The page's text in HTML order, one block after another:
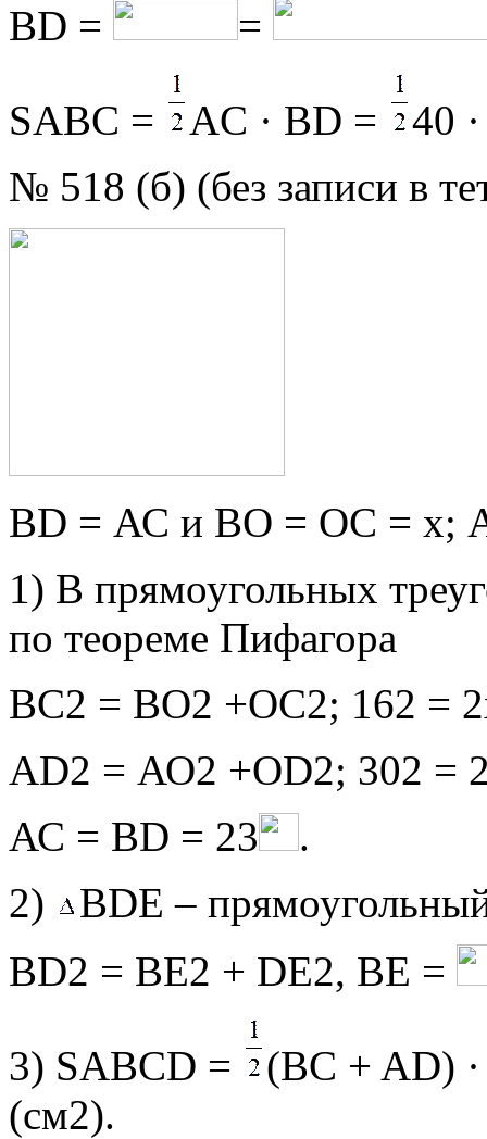
ВD =
=
SАВС = AC · BD =
40
№ 518 (б) (без записи в
ВD = АС и ВО = ОС = х;
1) В прямоугольных
по теореме Пифагора
ВС2 = ВО2 +ОС2; 162 =
АD2 = АО2 +ОD2; 302 =
АС = ВD = 23
.
2)
ВDЕ –
ВD2 = ВЕ2 + DЕ2, ВЕ =
3) SАВСD =
(BC + AD)
(см2).